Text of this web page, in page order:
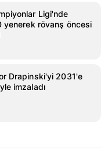
Ligi'nde
yenerek rövanş öncesi
Drapinski'yi 2031'e
imzaladı